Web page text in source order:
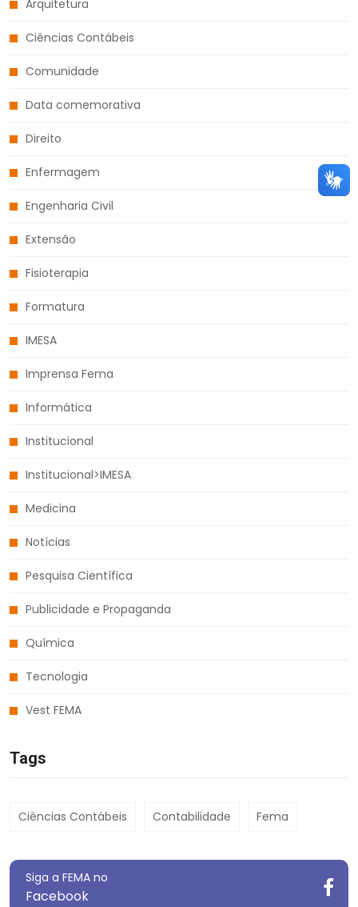
Arquitetura
Ciências Contábeis
Comunidade
Data comemorativa
Direito
Enfermagem
Engenharia Civil
Extensão
Fisioterapia
Formatura
IMESA
Imprensa Fema
Informática
Institucional
Institucional>IMESA
Medicina
Notícias
Pesquisa Científica
Publicidade e Propaganda
Química
Tecnologia
Vest FEMA
Tags
Ciências Contábeis Contabilidade Fema
Siga a FEMA no
Facebook